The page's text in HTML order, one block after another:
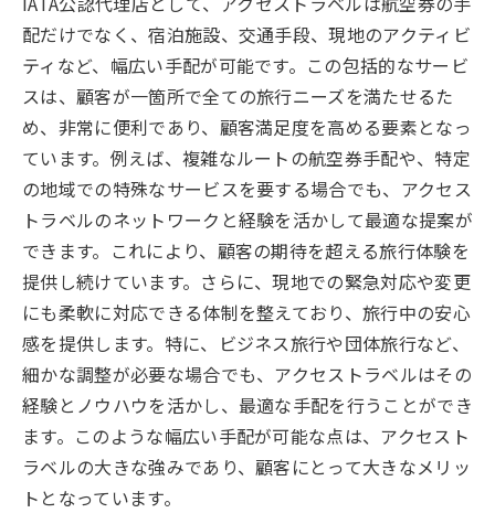
配だけでなく、宿泊施設、交通手段、現地のアクティビ
ティなど、幅広い手配が可能です。この包括的なサービ
スは、顧客が一箇所で全ての旅行ニーズを満たせるた
め、非常に便利であり、顧客満足度を高める要素となっ
ています。例えば、複雑なルートの航空券手配や、特定
の地域での特殊なサービスを要する場合でも、アクセス
トラベルのネットワークと経験を活かして最適な提案が
できます。これにより、顧客の期待を超える旅行体験を
提供し続けています。さらに、現地での緊急対応や変更
にも柔軟に対応できる体制を整えており、旅行中の安心
感を提供します。特に、ビジネス旅行や団体旅行など、
細かな調整が必要な場合でも、アクセストラベルはその
経験とノウハウを活かし、最適な手配を行うことができ
ます。このような幅広い手配が可能な点は、アクセスト
ラベルの大きな強みであり、顧客にとって大きなメリッ
トとなっています。